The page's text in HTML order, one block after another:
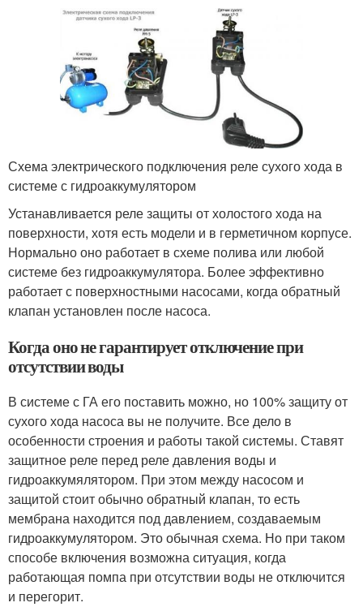
Схема электрического подключения реле сухого хода в
системе с гидроаккумулятором
Устанавливается реле защиты от холостого хода на
поверхности, хотя есть модели и в герметичном корпусе.
Нормально оно работает в схеме полива или любой
системе без гидроаккумулятора. Более эффективно
работает с поверхностными насосами, когда обратный
клапан установлен после насоса.
Когда оно не гарантирует отключение при
отсутствии воды
В системе с ГА его поставить можно, но 100% защиту от
сухого хода насоса вы не получите. Все дело в
особенности строения и работы такой системы. Ставят
защитное реле перед реле давления воды и
гидроаккумялятором. При этом между насосом и
защитой стоит обычно обратный клапан, то есть
мембрана находится под давлением, создаваемым
гидроаккумулятором. Это обычная схема. Но при таком
способе включения возможна ситуация, когда
работающая помпа при отсутствии воды не отключится
и перегорит.